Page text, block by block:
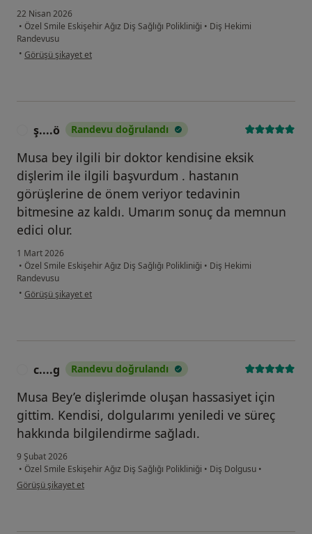
22 Nisan 2026
• Özel Smile Eskişehir Ağız Diş Sağlığı Polikliniği • Diş Hekimi
Randevusu
• kullanıcının görüşüne göre r.....
Görüşü şikayet et
ş....ö Randevu doğrulandı
Musa bey ilgili bir doktor kendisine eksik
dişlerim ile ilgili başvurdum . hastanın
görüşlerine de önem veriyor tedavinin
bitmesine az kaldı. Umarım sonuç da memnun
edici olur.
1 Mart 2026
• Özel Smile Eskişehir Ağız Diş Sağlığı Polikliniği • Diş Hekimi
Randevusu
• kullanıcının görüşüne göre ş....ö
Görüşü şikayet et
c....g Randevu doğrulandı
Musa Bey’e dişlerimde oluşan hassasiyet için
gittim. Kendisi, dolgularımı yeniledi ve süreç
hakkında bilgilendirme sağladı.
9 Şubat 2026
• Özel Smile Eskişehir Ağız Diş Sağlığı Polikliniği • Diş Dolgusu •
kullanıcının görüşüne göre c....g
Görüşü şikayet et